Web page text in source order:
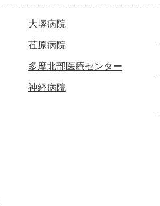
大塚病院
荏原病院
多摩北部医療センター
神経病院